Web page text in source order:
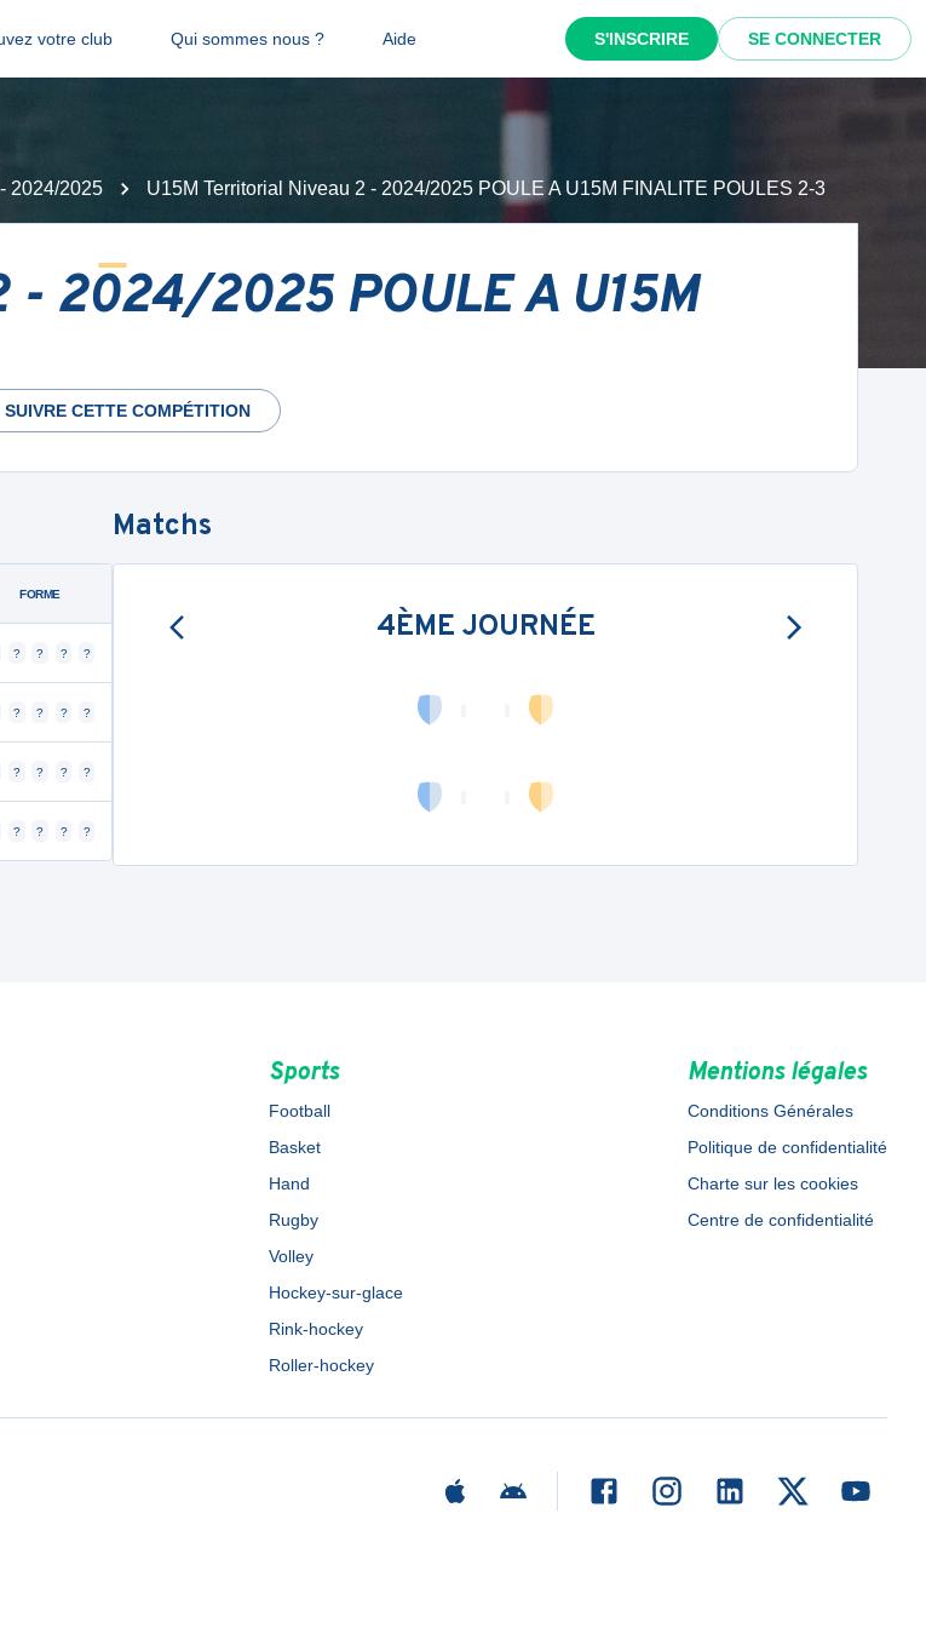
votre club Qui sommes nous ? Aide S'INSCRIRE SE CONNECTER
2024/2025 U15M Territorial Niveau 2 - 2024/2025 POULE A U15M FINALITE POULES 2-3
2024/2025 POULE A U15M
SUIVRE CETTE COMPÉTITION
FORME
? ? ? ?
? ? ? ?
? ? ? ?
? ? ? ?
Matchs
4ÈME JOURNÉE
Sports
Football
Basket
Hand
Rugby
Volley
Hockey-sur-glace
Rink-hockey
Roller-hockey
Mentions légales
Conditions Générales
Politique de confidentialité
Charte sur les cookies
Centre de confidentialité